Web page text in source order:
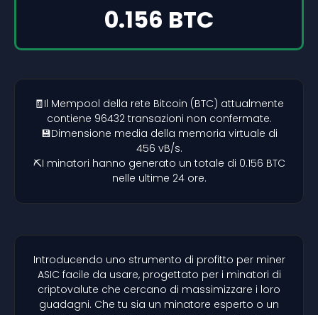
0.156 BTC
🧾Il Mempool della rete Bitcoin (BTC) attualmente
contiene 96432 transazioni non confermate.
💾Dimensione media della memoria virtuale di
456 vB/s.
⛏️I minatori hanno generato un totale di 0.156 BTC
nelle ultime 24 ore.
Introducendo uno strumento di profitto per miner
ASIC facile da usare, progettato per i minatori di
criptovalute che cercano di massimizzare i loro
guadagni. Che tu sia un minatore esperto o un